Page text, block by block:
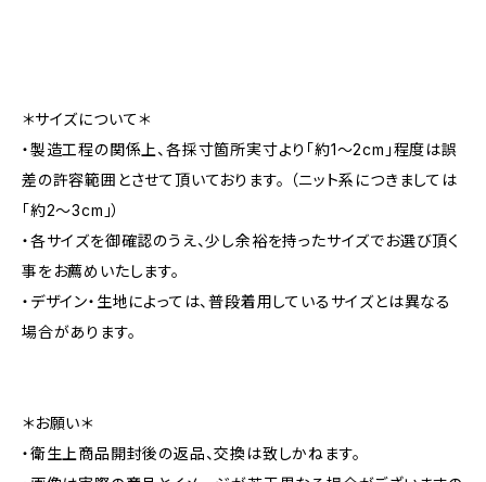
＊サイズについて＊
・製造工程の関係上、各採寸箇所実寸より「約1～2cm」程度は誤
差の許容範囲とさせて頂いております。 （ニット系につきましては
「約2～3cm」）
・各サイズを御確認のうえ、少し余裕を持ったサイズでお選び頂く
事をお薦めいたします。
・デザイン・生地によっては、普段着用しているサイズとは異なる
場合があります。
＊お願い＊
・衛生上商品開封後の返品、交換は致しかねます。